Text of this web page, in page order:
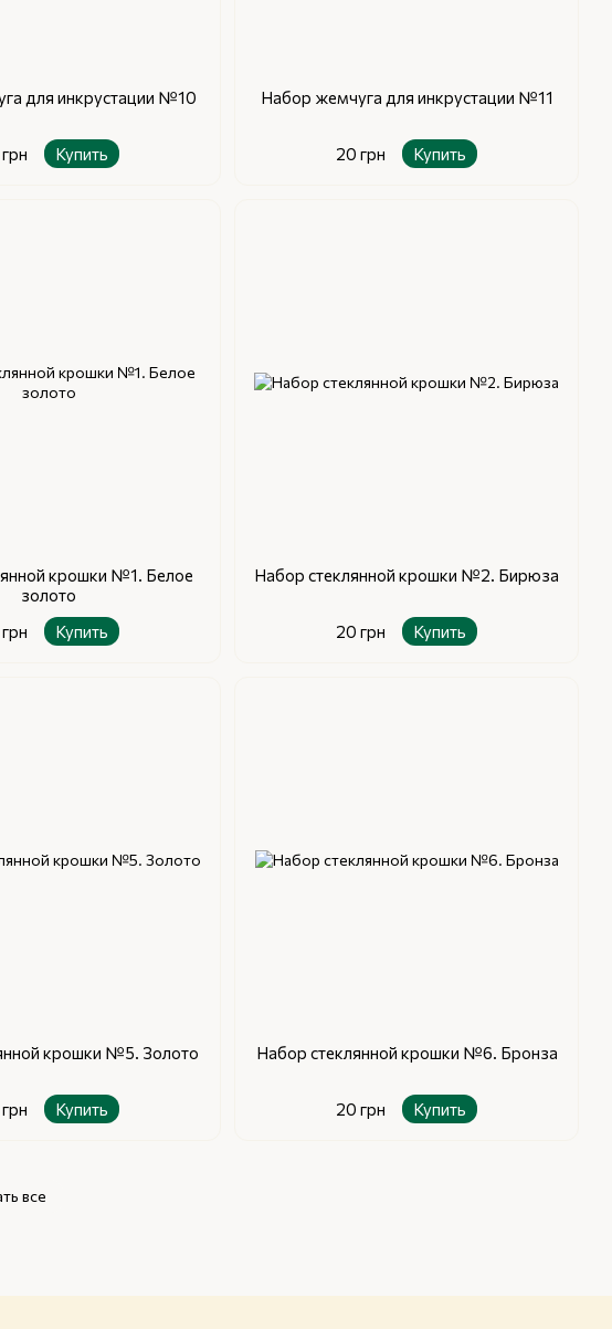
для инкрустации №10
Купить
Набор жемчуга для инкрустации №11
20 грн Купить
крошки №1. Белое
золото
Купить
Набор стеклянной крошки №2. Бирюза
20 грн Купить
крошки №5. Золото
Купить
Набор стеклянной крошки №6. Бронза
20 грн Купить
все